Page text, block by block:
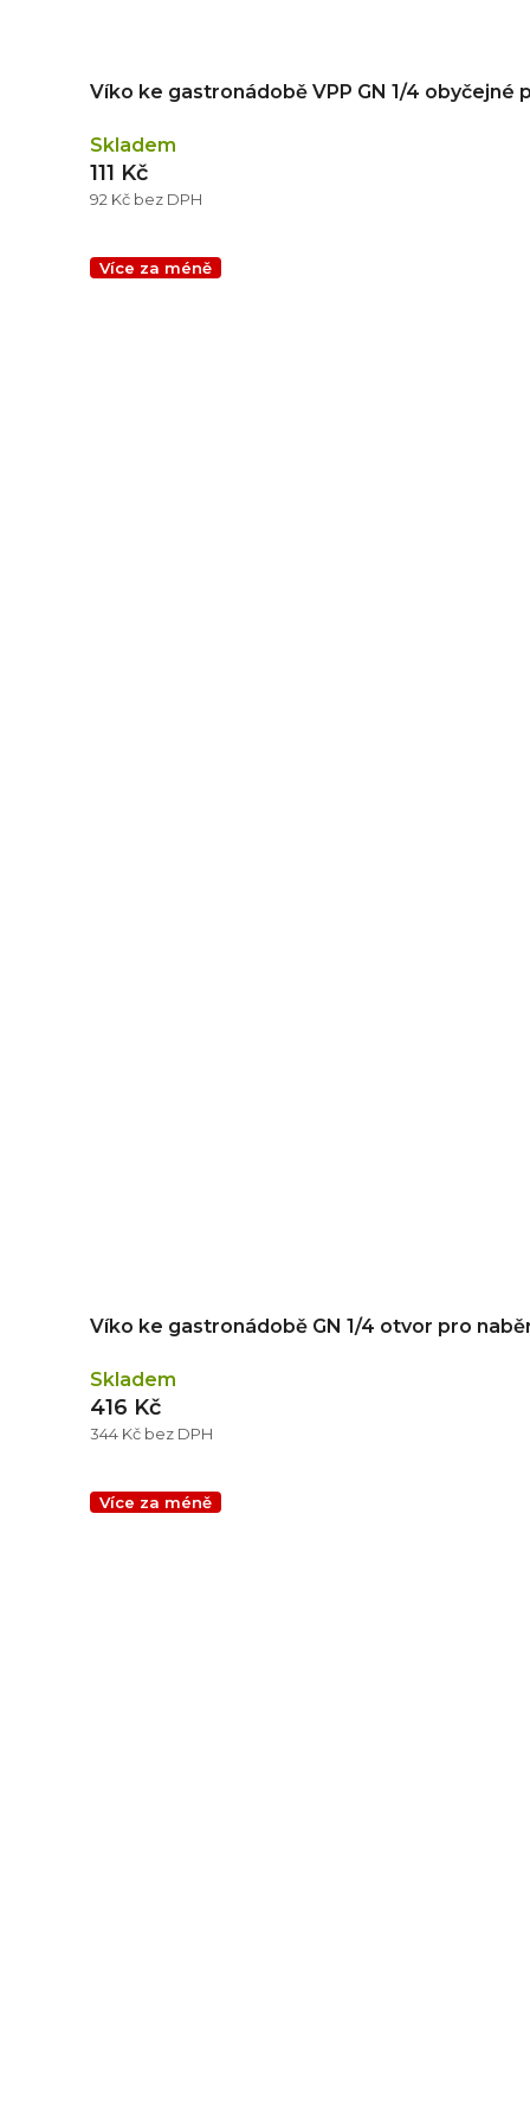
Víko ke gastronádobě VPP GN 1/4 obyčejné
Skladem
92 Kč bez DPH
111 Kč
Více za méně
Víko ke gastronádobě GN 1/4 otvor pro
Skladem
344 Kč bez DPH
416 Kč
Více za méně